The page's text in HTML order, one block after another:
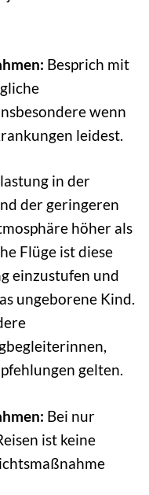
Besprich mit
wenn
leidest.
in der
der geringeren
höher als
Flüge ist diese
einzustufen und
ungeborene Kind.
gelten.
Bei nur
ist keine